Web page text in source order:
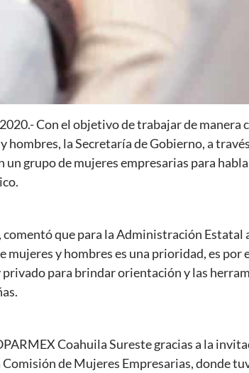
Con el objetivo de trabajar de manera
hombres, la Secretaría de Gobierno, a
grupo de mujeres empresarias para
que para la Administración
y hombres es una prioridad, es por
para brindar orientación y las
Coahuila Sureste gracias a la
de Mujeres Empresarias, donde